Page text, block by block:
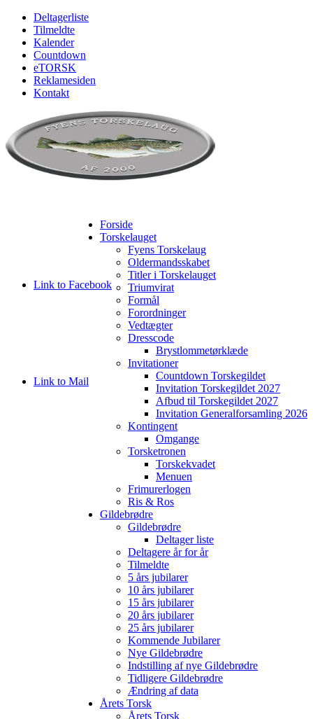
Deltagerliste
Tilmeldte
Kalender
Countdown
eTORSK
Reklamesiden
Kontakt
Link to Facebook
Link to Mail
Forside
Torskelauget
Fyens Torskelaug
Oldermandsskabet
Titler i Torskelauget
Triumvirat
Formål
Forordninger
Vedtægter
Dresscode
Brystlommetørklæde
Invitationer
Countdown Torskegildet
Invitation Torskegildet 2027
Afbud til Torskegildet 2027
Invitation Generalforsamling 2026
Kontingent
Omgange
Torsketronen
Torskekvadet
Menuen
Frimurerlogen
Ris & Ros
Gildebrødre
Gildebrødre
Deltager liste
Deltagere år for år
Tilmeldte
5 års jubilarer
10 års jubilarer
15 års jubilarer
20 års jubilarer
25 års jubilarer
Kommende Jubilarer
Nye Gildebrødre
Indstilling af nye Gildebrødre
Tidligere Gildebrødre
Ændring af data
Årets Torsk
Årets Torsk